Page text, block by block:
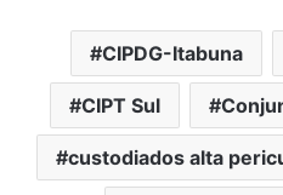
CIPDG-Itabuna
CIPT Sul
custodiados alta